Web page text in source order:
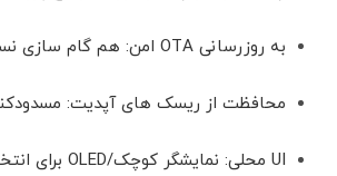
به روزرسانی OTA امن: هم گام سازی نسخه ها از GitHub با امضای دیجیتال و رول بک یک کلیکی.
محافظت از ریسک های آپدیت:
UI محلی: نمایشگر کوچک/OLED برای انتخاب پِی لود و وضعیت، بدون نیاز به موبایل/پی سی.